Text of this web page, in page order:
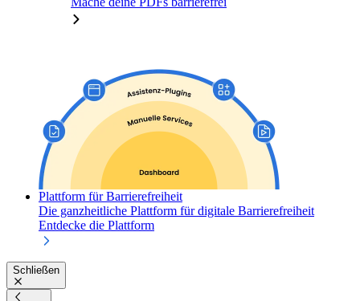
Plattform für Barrierefreiheit
Die ganzheitliche Plattform für digitale Barrierefreiheit
Entdecke die Plattform
Schließen